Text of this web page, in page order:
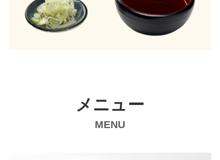
メニュー
MENU